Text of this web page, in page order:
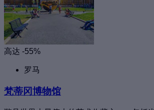
高达 -55%
罗马
梵蒂冈博物馆